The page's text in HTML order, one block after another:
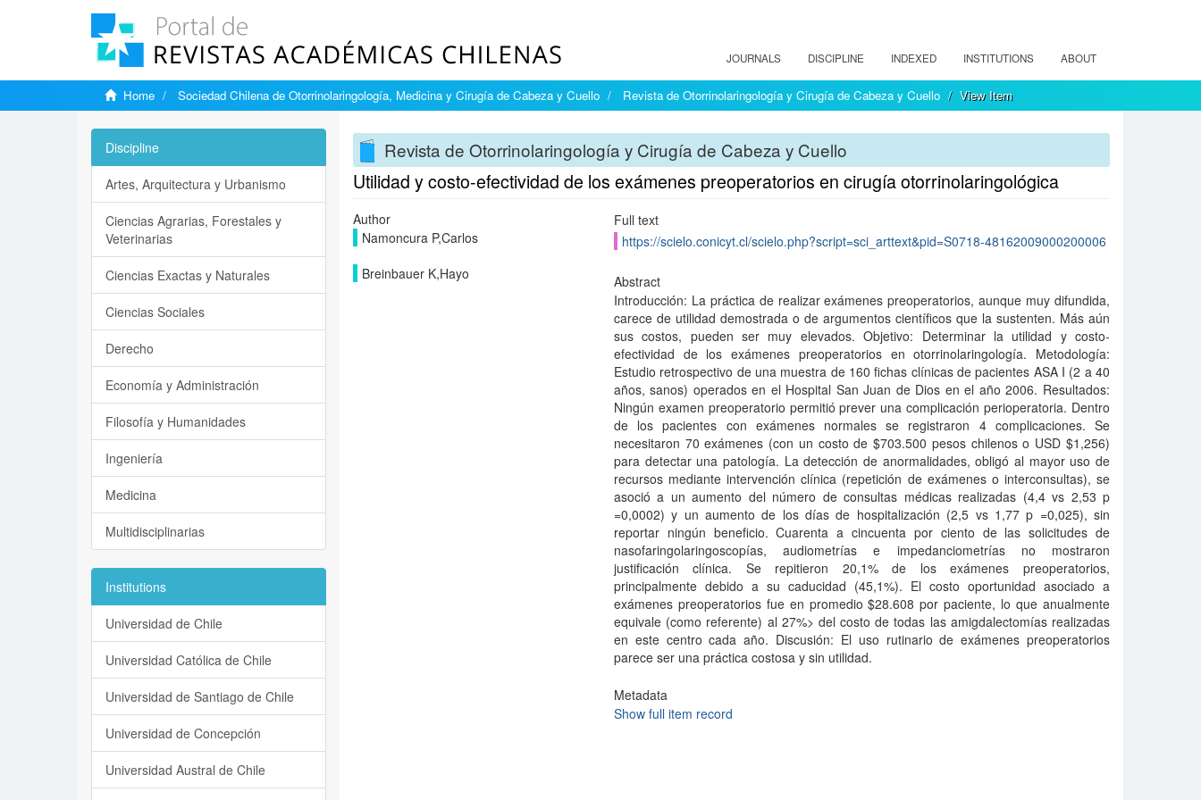
JOURNALS DISCIPLINE INDEXED INSTITUTIONS ABOUT
Home Sociedad Chilena de Otorrinolaringología, Medicina y Cirugía de Cabeza y Cuello Revista de Otorrinolaringología y Cirugía de Cabeza y Cuello View Item
Revista de Otorrinolaringología y Cirugía de Cabeza y Cuello
Utilidad y costo-efectividad de los exámenes preoperatorios en cirugía otorrinolaringológica
Author
Namoncura P,Carlos
Breinbauer K,Hayo
Full text
https://scielo.conicyt.cl/scielo.php?script=sci_arttext&pid=S0718-48162009000200006
Abstract
Introducción: La práctica de realizar exámenes preoperatorios, aunque muy difundida,
carece de utilidad demostrada o de argumentos científicos que la sustenten. Más aún
sus costos, pueden ser muy elevados. Objetivo: Determinar la utilidad y costo-
efectividad de los exámenes preoperatorios en otorrinolaringología. Metodología:
Estudio retrospectivo de una muestra de 160 fichas clínicas de pacientes ASA I (2 a 40
años, sanos) operados en el Hospital San Juan de Dios en el año 2006. Resultados:
Ningún examen preoperatorio permitió prever una complicación perioperatoria. Dentro
de los pacientes con exámenes normales se registraron 4 complicaciones. Se
necesitaron 70 exámenes (con un costo de $703.500 pesos chilenos o USD $1,256)
para detectar una patología. La detección de anormalidades, obligó al mayor uso de
recursos mediante intervención clínica (repetición de exámenes o interconsultas), se
asoció a un aumento del número de consultas médicas realizadas (4,4 vs 2,53 p
=0,0002) y un aumento de los días de hospitalización (2,5 vs 1,77 p =0,025), sin
reportar ningún beneficio. Cuarenta a cincuenta por ciento de las solicitudes de
nasofaringolaringoscopías, audiometrías e impedanciometrías no mostraron
justificación clínica. Se repitieron 20,1% de los exámenes preoperatorios,
principalmente debido a su caducidad (45,1%). El costo oportunidad asociado a
exámenes preoperatorios fue en promedio $28.608 por paciente, lo que anualmente
equivale (como referente) al 27%> del costo de todas las amigdalectomías realizadas
en este centro cada año. Discusión: El uso rutinario de exámenes preoperatorios
parece ser una práctica costosa y sin utilidad.
Metadata
Show full item record
Discipline
Artes, Arquitectura y Urbanismo
Ciencias Agrarias, Forestales y
Veterinarias
Ciencias Exactas y Naturales
Ciencias Sociales
Derecho
Economía y Administración
Filosofía y Humanidades
Ingeniería
Medicina
Multidisciplinarias
Institutions
Universidad de Chile
Universidad Católica de Chile
Universidad de Santiago de Chile
Universidad de Concepción
Universidad Austral de Chile